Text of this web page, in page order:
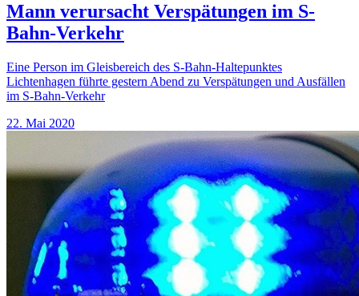
Mann verursacht Verspätungen im S-
Bahn-Verkehr
Eine Person im Gleisbereich des S-Bahn-Haltepunktes
Lichtenhagen führte gestern Abend zu Verspätungen und Ausfällen
im S-Bahn-Verkehr
22. Mai 2020